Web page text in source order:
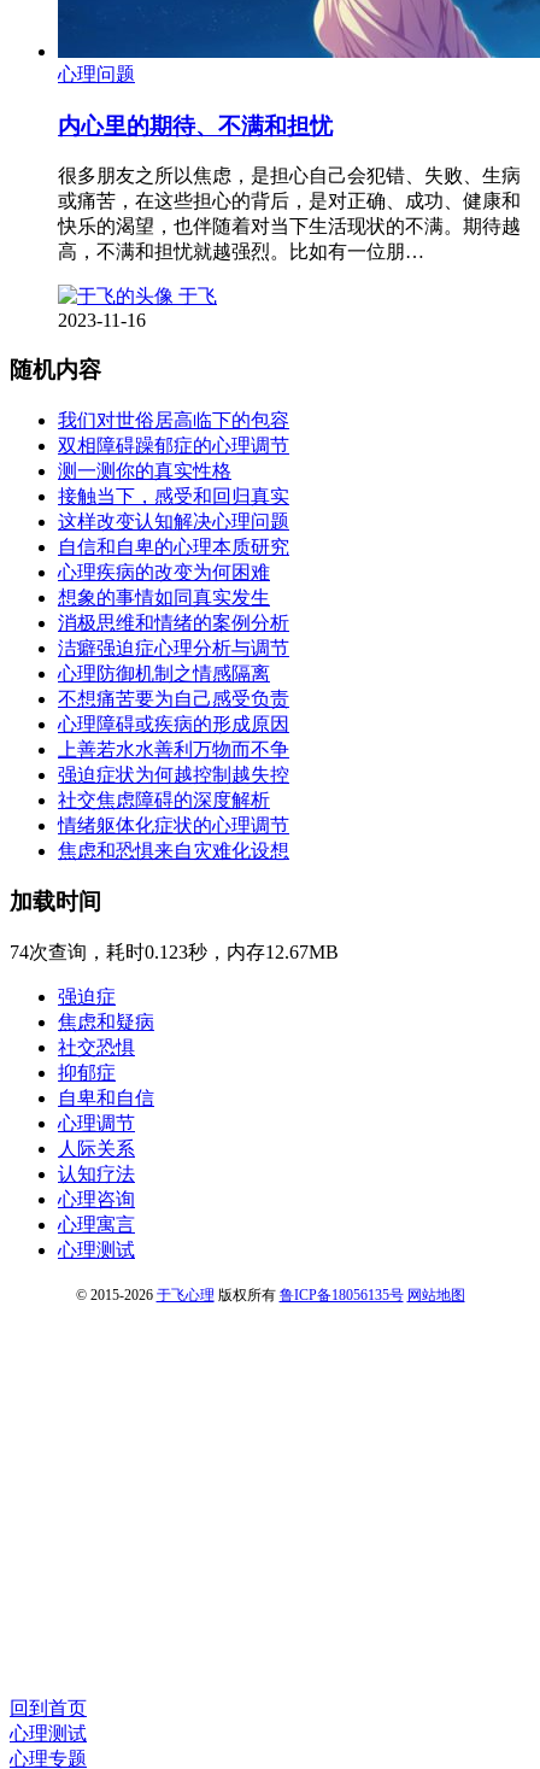
心理问题
内心里的期待、不满和担忧
很多朋友之所以焦虑，是担心自己会犯错、失败、生病
或痛苦，在这些担心的背后，是对正确、成功、健康和
快乐的渴望，也伴随着对当下生活现状的不满。期待越
高，不满和担忧就越强烈。比如有一位朋…
于飞
2023-11-16
随机内容
我们对世俗居高临下的包容
双相障碍躁郁症的心理调节
测一测你的真实性格
接触当下，感受和回归真实
这样改变认知解决心理问题
自信和自卑的心理本质研究
心理疾病的改变为何困难
想象的事情如同真实发生
消极思维和情绪的案例分析
洁癖强迫症心理分析与调节
心理防御机制之情感隔离
不想痛苦要为自己感受负责
心理障碍或疾病的形成原因
上善若水水善利万物而不争
强迫症状为何越控制越失控
社交焦虑障碍的深度解析
情绪躯体化症状的心理调节
焦虑和恐惧来自灾难化设想
加载时间
74次查询，耗时0.123秒，内存12.67MB
强迫症
焦虑和疑病
社交恐惧
抑郁症
自卑和自信
心理调节
人际关系
认知疗法
心理咨询
心理寓言
心理测试
© 2015-2026 于飞心理 版权所有 鲁ICP备18056135号 网站地图
回到首页
心理测试
心理专题